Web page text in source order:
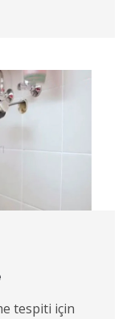
tespiti için